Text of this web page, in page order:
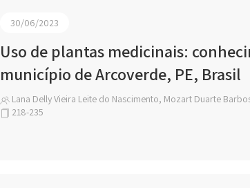
30/06/2023
Uso de plantas medicinais:
município de Arcoverde, PE, Brasil
Lana Delly Vieira Leite do Nascimento, Mozart Duarte
218-235